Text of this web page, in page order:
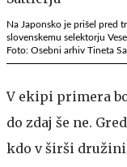
Na Japonsko je prišel pred
slovenskemu selektorju
Foto: Osebni arhiv Tineta
V ekipi primera
do zdaj še ne.
kdo v širši